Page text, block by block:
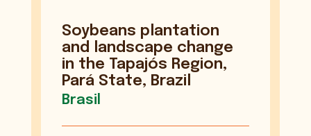
Soybeans plantation
and landscape change
in the Tapajós Region,
Pará State, Brazil
Brasil